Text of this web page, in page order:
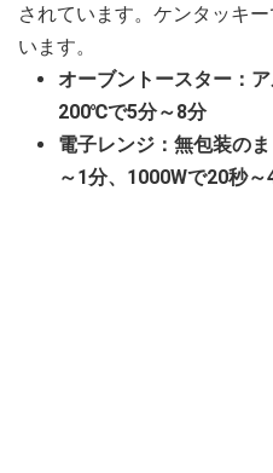
されています。ケンタッキ
います。
オーブントースター：
200℃で5分～8分
電子レンジ：無包装の
～1分、1000Wで20秒～